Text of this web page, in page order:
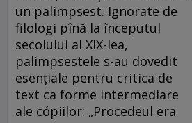
un palimpsest. Ignorate de
filologi pînă la începutul
secolului al XIX-lea,
palimpsestele s-au dovedit
esenţiale pentru critica de
text ca forme intermediare
ale cópiilor: „Procedeul era